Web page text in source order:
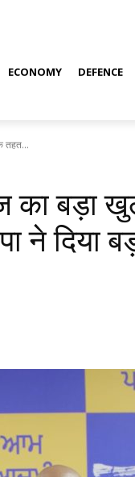
ECONOMY DEFENCE
तहत...
का बड़ा
ने दिया